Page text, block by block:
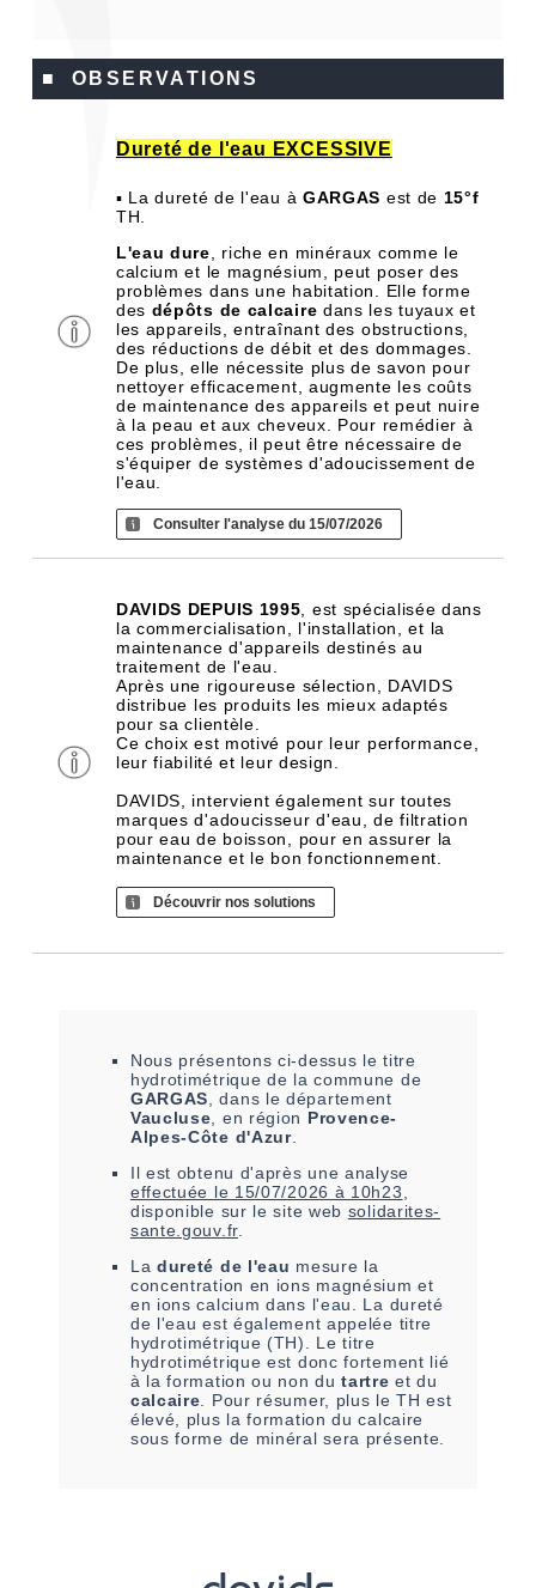
■ OBSERVATIONS
Dureté de l'eau EXCESSIVE
▪ La dureté de l'eau à GARGAS est de 15°f
TH.
L'eau dure , riche en minéraux comme le
calcium et le magnésium, peut poser des
problèmes dans une habitation. Elle forme
des dépôts de calcaire dans les tuyaux et
les appareils, entraînant des obstructions,
des réductions de débit et des dommages.
De plus, elle nécessite plus de savon pour
nettoyer efficacement, augmente les coûts
de maintenance des appareils et peut nuire
à la peau et aux cheveux. Pour remédier à
ces problèmes, il peut être nécessaire de
s'équiper de systèmes d'adoucissement de
l'eau.
Consulter l'analyse du 15/07/2026
DAVIDS DEPUIS 1995 , est spécialisée dans
la commercialisation, l'installation, et la
maintenance d'appareils destinés au
traitement de l'eau.
Après une rigoureuse sélection, DAVIDS
distribue les produits les mieux adaptés
pour sa clientèle.
Ce choix est motivé pour leur performance,
leur fiabilité et leur design.
DAVIDS, intervient également sur toutes
marques d'adoucisseur d'eau, de filtration
pour eau de boisson, pour en assurer la
maintenance et le bon fonctionnement.
Découvrir nos solutions
Nous présentons ci-dessus le titre
hydrotimétrique de la commune de
GARGAS , dans le département
Vaucluse , en région Provence-
Alpes-Côte d'Azur.
Il est obtenu d'après une analyse
effectuée le 15/07/2026 à 10h23
disponible sur le site web solidarites-
sante.gouv.fr.
La dureté de l'eau mesure la
concentration en ions magnésium et
en ions calcium dans l'eau. La dureté
de l'eau est également appelée titre
hydrotimétrique (TH). Le titre
hydrotimétrique est donc fortement lié
à la formation ou non dutartre et du
calcaire . Pour résumer, plus le TH est
élevé, plus la formation du calcaire
sous forme de minéral sera présente.